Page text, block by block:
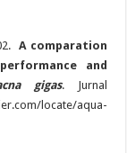
A comparation
and
gigas. Jurnal
locate/aqua-